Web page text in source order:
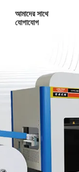
আমাদের সাথে
যোগাযোগ